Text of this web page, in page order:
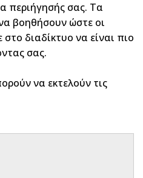
περιήγησής σας. Τα
βοηθήσουν ώστε οι
διαδίκτυο να είναι πιο
σας.
να εκτελούν τις